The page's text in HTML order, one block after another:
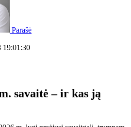
Parašė
19:01:30
savaitė – ir kas ją